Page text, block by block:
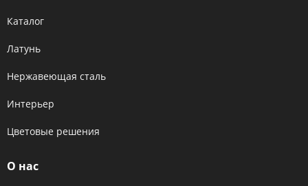
Каталог
Латунь
Нержавеющая сталь
Интерьер
Цветовые решения
О нас